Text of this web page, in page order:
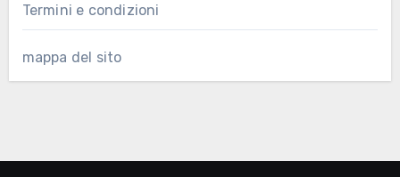
Termini e condizioni
mappa del sito